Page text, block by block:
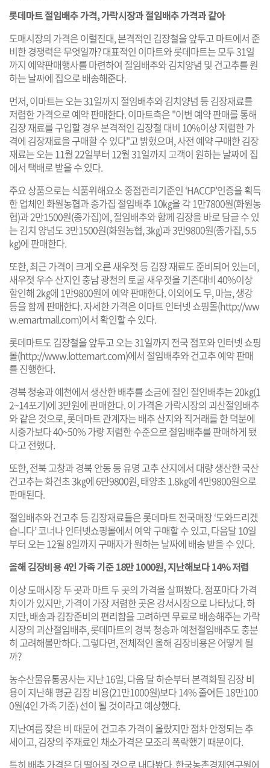
롯데마트 절임배추 가격, 가락시장과 절임배추 가격과 같아
도매시장의 가격은 이럴진대, 본격적인 김장철을 앞두고 마트에서 준
비한 경쟁력은 무엇일까? 대표적인 이마트와 롯데마트는 모두 31일
까지 예약판매행사를 마련하여 절임배추와 김치양념 및 건고추를 원
하는 날짜에 집으로 배송해준다.
먼저, 이마트는 오는 31일까지 절임배추와 김치양념 등 김장재료를
저렴한 가격으로 예약 판매한다. 이마트측은 "이번 예약 판매를 통해
김장 재료를 구입할 경우 본격적인 김장철 대비 10%이상 저렴한 가
격에 김장재료을 구매할 수 있다"고 밝혔으며, 사전 예약 구매한 김장
재료는 오는 11월 22일부터 12월 31일까지 고객이 원하는 날짜에 집
에서 택배로 받을 수 있다.
주요 상품으로는 식품위해요소 중점관리기준인 ‘HACCP’인증을 획득
한 업체인 화원농협과 종가집 절임배추 10㎏을 각 1만7800원(화원농
협)과 2만1500원(종가집)에, 절임배추와 함께 김장을 바로 담글 수 있
는 김치 양념도 3만1500원(화원농협, 3㎏)과 3만9800원(종가집, 5.5
㎏)에 판매한다.
또한, 최근 가격이 크게 오른 새우젓 등 김장 재료도 준비되어 있는데,
새우젓 우수 산지인 충남 광천의 토굴 새우젓을 기존대비 40%이상
할인해 2㎏에 1만9800원에 예약 판매한다. 이외에도 무, 마늘, 생강
등을 함께 판매한다. 자세한 가격은 이마트 인터넷 쇼핑몰(http://ww
w.emartmall.com)에서 확인할 수 있다.
롯데마트도 김장철을 앞두고 오는 31일까지 전국 점포와 인터넷 쇼핑
몰(http://www.lottemart.com)에서 절임배추와 건고추 예약 판매
를 진행한다.
경북 청송과 예천에서 생산한 배추를 소금에 절인 절인배추는 20㎏(1
2~14포기)에 3만원에 판매한다. 이 가격은 가락시장의 괴산절임배추
와 같은 것으로, 롯데마트 관계자는 배추 산지와 직거래를 한 덕분에
시중가보다 40~50% 가량 저렴한 수준으로 절임배추를 판매하게 됐
다고 전했다.
또한, 전북 고창과 경북 안동 등 유명 고추 산지에서 대량 생산한 국산
건고추는 화건초 3㎏에 6만9800원, 태양초 1.8㎏에 4만9800원으로
판매된다.
절임배추와 건고추 등 김장재료들은 롯데마트 전국매장 ‘도와드리겠
습니다’ 코너나 인터넷쇼핑몰에서 예약 구매할 수 있고, 다음달 10일
부터 오는 12월 8일까지 구매자가 원하는 날짜에 배송 받을 수 있다.
올해 김장비용 4인 가족 기준 18만 1000원, 지난해보다 14% 저렴
이상 도매시장 두 곳과 마트 두 곳의 가격을 살펴봤다. 점포마다 가격
차이가 있지만, 가격이 가장 저렴한 곳은 강서시장으로 나타났다. 하
지만, 배송과 김장준비의 편리함을 고려하면 무료로 배송해주는 가락
시장의 괴산절임배추, 롯데마트의 경북 청송과 예천절임배추도 충분
히 고려해볼만하다. 그렇다면, 전체적인 올해 김장비용은 어떻게 될
까?
농수산물유통공사는 지난 16일, 다음 달 하순부터 본격화될 김장 비
용이 지난해 평균 김장 비용(21만1000원)보다 14% 줄어든 18만100
0원(4인 가족 기준) 선이 될 것이라고 예상했다.
지난여름 잦은 비 때문에 건고추 가격이 올랐지만 점차 안정되는 추
세이고, 김장의 주재료인 채소가격은 모조리 폭락했기 때문이다.
특히 배추 가격은 더 떨어질 것으로 내다봤다. 한국농촌경제연구원에